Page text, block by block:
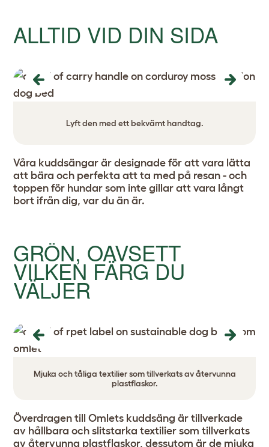
ALLTID VID DIN SIDA
Lyft den med ett bekvämt handtag.
Previous Next
Våra kuddsängar är designade för att vara lätta
att bära och perfekta att ta med på resan - och
toppen för hundar som inte gillar att vara långt
bort ifrån dig, var du än är.
GRÖN, OAVSETT
VILKEN FÄRG DU
VÄLJER
Mjuka och tåliga textilier som tillverkats av återvunna
plastflaskor.
Previous Next
Överdragen till Omlets kuddsäng är tillverkade
av hållbara och slitstarka textilier som tillverkats
av återvunna plastflaskor, dessutom är de mjuka